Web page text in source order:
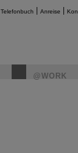
Telefonbuch Anreise
@WORK